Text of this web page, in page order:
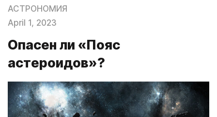
АСТРОНОМИЯ
April 1, 2023
Опасен ли «Пояс
астероидов»?